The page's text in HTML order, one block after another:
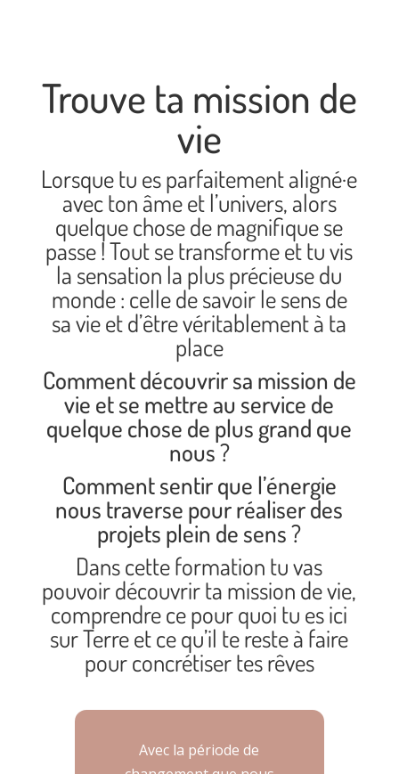
Trouve ta mission de
vie
Lorsque tu es parfaitement aligné·e
avec ton âme et l’univers, alors
quelque chose de magnifique se
passe ! Tout se transforme et tu vis
la sensation la plus précieuse du
monde : celle de savoir le sens de
sa vie et d’être véritablement à ta
place
Comment découvrir sa mission de
vie et se mettre au service de
quelque chose de plus grand que
nous ?
Comment sentir que l’énergie
nous traverse pour réaliser des
projets plein de sens ?
Dans cette formation tu vas
pouvoir découvrir ta mission de vie,
comprendre ce pour quoi tu es ici
sur Terre et ce qu’il te reste à faire
pour concrétiser tes rêves
Avec la période de